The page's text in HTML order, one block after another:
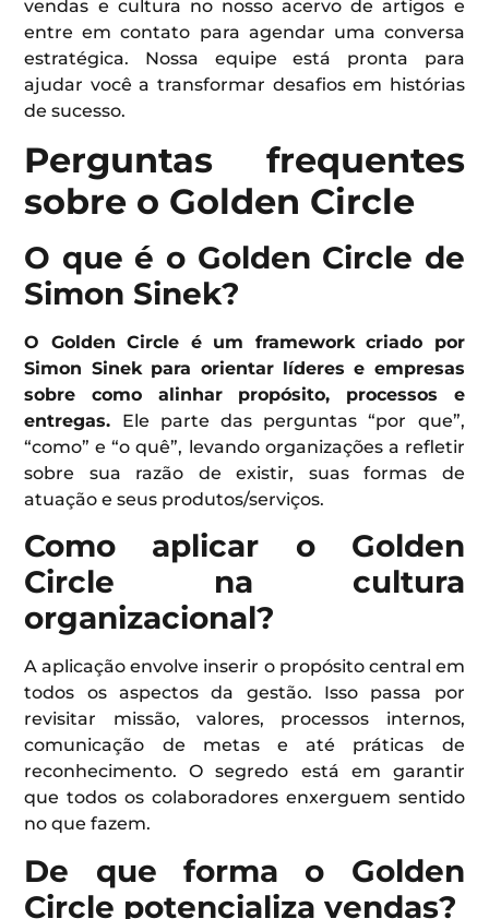
vendas e cultura no nosso acervo de artigos e
entre em contato para agendar uma conversa
estratégica. Nossa equipe está pronta para
ajudar você a transformar desafios em histórias
de sucesso.
Perguntas frequentes
sobre o Golden Circle
O que é o Golden Circle de
Simon Sinek?
O Golden Circle é um framework criado por
Simon Sinek para orientar líderes e empresas
sobre como alinhar propósito, processos e
entregas. Ele parte das perguntas “por que”,
“como” e “o quê”, levando organizações a refletir
sobre sua razão de existir, suas formas de
atuação e seus produtos/serviços.
Como aplicar o Golden
Circle na cultura
organizacional?
A aplicação envolve inserir o propósito central em
todos os aspectos da gestão. Isso passa por
revisitar missão, valores, processos internos,
comunicação de metas e até práticas de
reconhecimento. O segredo está em garantir
que todos os colaboradores enxerguem sentido
no que fazem.
De que forma o Golden
Circle potencializa vendas?